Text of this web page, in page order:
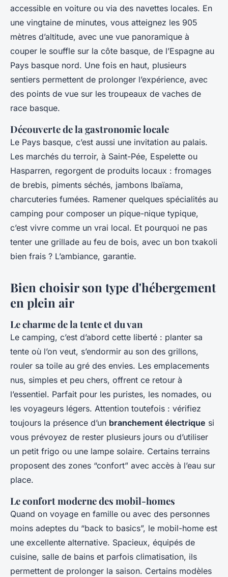
accessible en voiture ou via des navettes locales. En
une vingtaine de minutes, vous atteignez les 905
mètres d’altitude, avec une vue panoramique à
couper le souffle sur la côte basque, de l’Espagne au
Pays basque nord. Une fois en haut, plusieurs
sentiers permettent de prolonger l’expérience, avec
des points de vue sur les troupeaux de vaches de
race basque.
Découverte de la gastronomie locale
Le Pays basque, c’est aussi une invitation au palais.
Les marchés du terroir, à Saint-Pée, Espelette ou
Hasparren, regorgent de produits locaux : fromages
de brebis, piments séchés, jambons Ibaïama,
charcuteries fumées. Ramener quelques spécialités au
camping pour composer un pique-nique typique,
c’est vivre comme un vrai local. Et pourquoi ne pas
tenter une grillade au feu de bois, avec un bon txakoli
bien frais ? L’ambiance, garantie.
Bien choisir son type d'hébergement
en plein air
Le charme de la tente et du van
Le camping, c’est d’abord cette liberté : planter sa
tente où l’on veut, s’endormir au son des grillons,
rouler sa toile au gré des envies. Les emplacements
nus, simples et peu chers, offrent ce retour à
l’essentiel. Parfait pour les puristes, les nomades, ou
les voyageurs légers. Attention toutefois : vérifiez
toujours la présence d’un branchement électrique si
vous prévoyez de rester plusieurs jours ou d’utiliser
un petit frigo ou une lampe solaire. Certains terrains
proposent des zones “confort” avec accès à l’eau sur
place.
Le confort moderne des mobil-homes
Quand on voyage en famille ou avec des personnes
moins adeptes du “back to basics”, le mobil-home est
une excellente alternative. Spacieux, équipés de
cuisine, salle de bains et parfois climatisation, ils
permettent de prolonger la saison. Certains modèles